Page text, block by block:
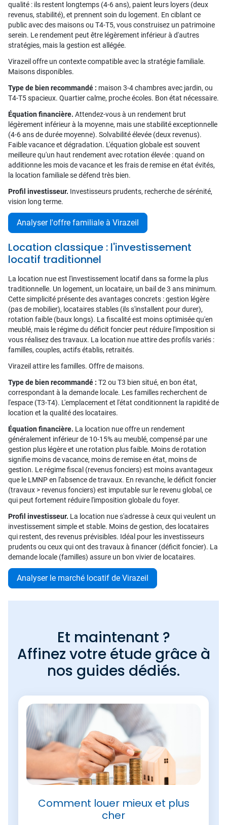
qualité : ils restent longtemps (4-6 ans), paient leurs loyers (deux
revenus, stabilité), et prennent soin du logement. En ciblant ce
public avec des maisons ou T4-T5, vous construisez un patrimoine
serein. Le rendement peut être légèrement inférieur à d'autres
stratégies, mais la gestion est allégée.
Virazeil offre un contexte compatible avec la stratégie familiale.
Maisons disponibles.
Type de bien recommandé : maison 3-4 chambres avec jardin, ou
T4-T5 spacieux. Quartier calme, proche écoles. Bon état nécessaire.
Équation financière. Attendez-vous à un rendement brut
légèrement inférieur à la moyenne, mais une stabilité exceptionnelle
(4-6 ans de durée moyenne). Solvabilité élevée (deux revenus).
Faible vacance et dégradation. L'équation globale est souvent
meilleure qu'un haut rendement avec rotation élevée : quand on
additionne les mois de vacance et les frais de remise en état évités,
la location familiale se défend très bien.
Profil investisseur. Investisseurs prudents, recherche de sérénité,
vision long terme.
Analyser l'offre familiale à Virazeil
Location classique : l'investissement
locatif traditionnel
La location nue est l'investissement locatif dans sa forme la plus
traditionnelle. Un logement, un locataire, un bail de 3 ans minimum.
Cette simplicité présente des avantages concrets : gestion légère
(pas de mobilier), locataires stables (ils s'installent pour durer),
rotation faible (baux longs). La fiscalité est moins optimisée qu'en
meublé, mais le régime du déficit foncier peut réduire l'imposition si
vous réalisez des travaux. La location nue attire des profils variés :
familles, couples, actifs établis, retraités.
Virazeil attire les familles. Offre de maisons.
Type de bien recommandé : T2 ou T3 bien situé, en bon état,
correspondant à la demande locale. Les familles recherchent de
l'espace (T3-T4). L'emplacement et l'état conditionnent la rapidité de
location et la qualité des locataires.
Équation financière. La location nue offre un rendement
généralement inférieur de 10-15% au meublé, compensé par une
gestion plus légère et une rotation plus faible. Moins de rotation
signifie moins de vacance, moins de remise en état, moins de
gestion. Le régime fiscal (revenus fonciers) est moins avantageux
que le LMNP en l'absence de travaux. En revanche, le déficit foncier
(travaux > revenus fonciers) est imputable sur le revenu global, ce
qui peut fortement réduire l'imposition globale du foyer.
Profil investisseur. La location nue s'adresse à ceux qui veulent un
investissement simple et stable. Moins de gestion, des locataires
qui restent, des revenus prévisibles. Idéal pour les investisseurs
prudents ou ceux qui ont des travaux à financer (déficit foncier). La
demande locale (familles) assure un bon vivier de locataires.
Analyser le marché locatif de Virazeil
Et maintenant ?
Affinez votre étude grâce à
nos guides dédiés.
Comment louer mieux et plus
cher